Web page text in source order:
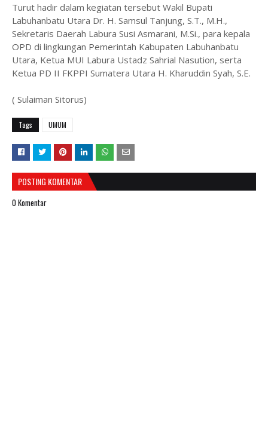
Turut hadir dalam kegiatan tersebut Wakil Bupati
Labuhanbatu Utara Dr. H. Samsul Tanjung, S.T., M.H.,
Sekretaris Daerah Labura Susi Asmarani, M.Si., para kepala
OPD di lingkungan Pemerintah Kabupaten Labuhanbatu
Utara, Ketua MUI Labura Ustadz Sahrial Nasution, serta
Ketua PD II FKPPI Sumatera Utara H. Kharuddin Syah, S.E.
( Sulaiman Sitorus)
Tags UMUM
POSTING KOMENTAR
0 Komentar